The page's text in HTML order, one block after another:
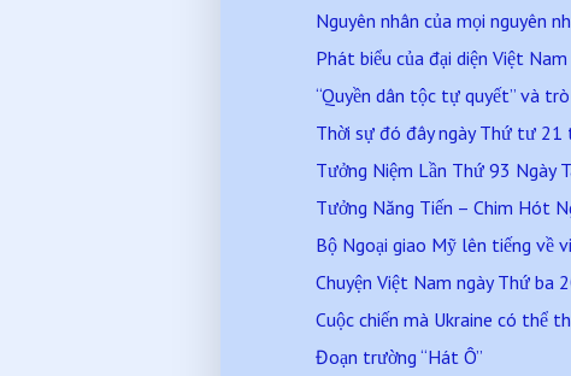
Nguyên nhân của mọi nguyên
Phát biểu của đại diện Việt
“Quyền dân tộc tự quyết” và
Thời sự đó đây ngày Thứ tư 21
Tưởng Niệm Lần Thứ 93 Ngày
Tưởng Năng Tiến – Chim Hót
Bộ Ngoại giao Mỹ lên tiếng về
Chuyện Việt Nam ngày Thứ ba
Cuộc chiến mà Ukraine có thể
Đoạn trường “Hát Ô”